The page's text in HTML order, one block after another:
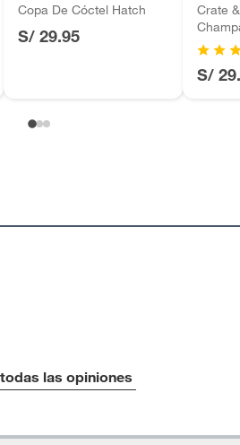
Copa De Cóctel Hatch
S/ 29.95
Crate
S/
las opiniones